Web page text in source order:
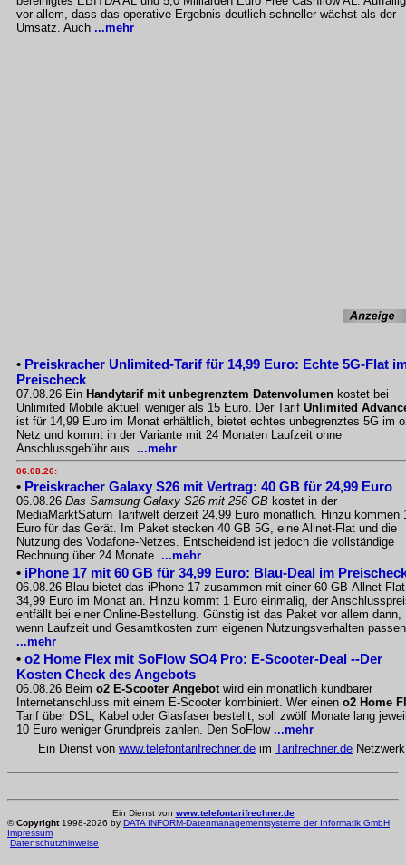
vor allem, dass das operative Ergebnis deutlich schneller wächst als der
Umsatz. Auch ...mehr
• Preiskracher Unlimited-Tarif für 14,99 Euro: Echte 5G-Flat
Preischeck
07.08.26 Ein Handytarif mit unbegrenztem Datenvolumen kostet bei
Unlimited Mobile aktuell weniger als 15 Euro. Der Tarif Unlimited
ist für 14,99 Euro im Monat erhältlich, bietet echtes unbegrenztes 5G im
Netz und kommt in der Variante mit 24 Monaten Laufzeit ohne
Anschlussgebühr aus. ...mehr
06.08.26:
• Preiskracher Galaxy S26 mit Vertrag: 40 GB für 24,99 Euro
06.08.26 Das Samsung Galaxy S26 mit 256 GB kostet in der
MediaMarktSaturn Tarifwelt derzeit 24,99 Euro monatlich. Hinzu kommen
Euro für das Gerät. Im Paket stecken 40 GB 5G, eine Allnet-Flat und die
Nutzung des Vodafone-Netzes. Entscheidend ist jedoch die vollständige
Rechnung über 24 Monate. ...mehr
• iPhone 17 mit 60 GB für 34,99 Euro: Blau-Deal im
06.08.26 Blau bietet das iPhone 17 zusammen mit einer 60-GB-Allnet-
34,99 Euro im Monat an. Hinzu kommt 1 Euro einmalig, der
entfällt bei einer Online-Bestellung. Günstig ist das Paket vor allem dann,
wenn Laufzeit und Gesamtkosten zum eigenen Nutzungsverhalten
...mehr
• o2 Home Flex mit SoFlow SO4 Pro: E-Scooter-Deal --Der
Kosten Check des Angebots
06.08.26 Beim o2 E-Scooter Angebotwird ein monatlich kündbarer
Internetanschluss mit einem E-Scooter kombiniert. Wer einen o2 Home
Tarif über DSL, Kabel oder Glasfaser bestellt, soll zwölf Monate lang
10 Euro weniger Grundpreis zahlen. Den SoFlow ...mehr
Ein Dienst von www.telefontarifrechner.de im Tarifrechner.de Netzwerk
Ein Dienst von www.telefontarifrechner.de
©Copyright1998-2026 by DATA INFORM-Datenmanagementsysteme der Informatik GmbH
Impressum
Datenschutzhinweise